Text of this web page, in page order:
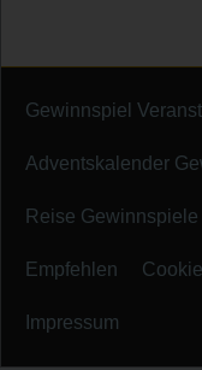
Gewinnspiel
Adventskalender
Reise Gewinnspiele
Empfehlen
Impressum